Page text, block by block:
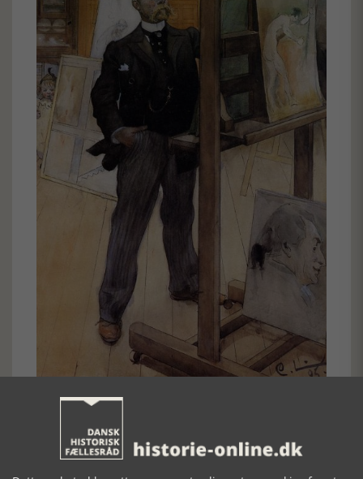
Når man i dag ser Carl Larsons akvareller, så virker de stadig
mester i gengivelse af stemninger og mennesker.
Reproduktioner af hans billeder sælges verden rundt. Det er